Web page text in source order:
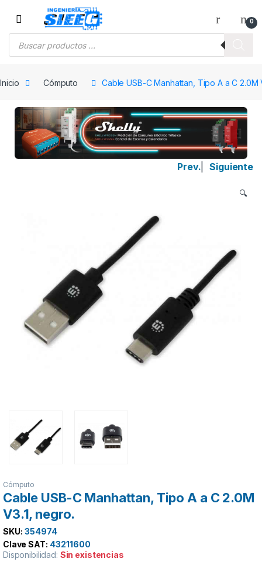
Saltar a la navegación
Saltar al contenido
0
Inicio Cómputo Cable USB-C Manhattan, Tipo A a C 2.0M
Prev. Siguiente
🔍
Cómputo
Cable USB-C Manhattan, Tipo A a C 2.0M
V3.1, negro.
SKU: 354974
Clave SAT: 43211600
Disponibilidad: Sin existencias